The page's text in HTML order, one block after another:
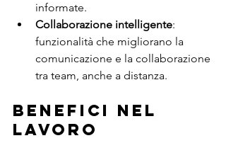
informate.
Collaborazione intelligente:
funzionalità che migliorano la
comunicazione e la collaborazione
tra team, anche a distanza.
Benefici nel
Lavoro